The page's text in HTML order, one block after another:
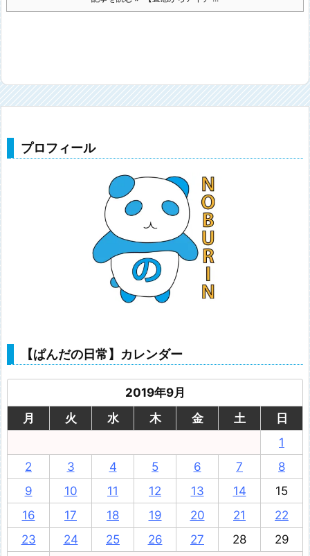
プロフィール
【ぱんだの日常】カレンダー
2019年9月
月
火 水 木 金 土
日
1
2
3 4 5 6 7
8
9
10 11 12 13 14
15
16
17 18 19 20 21
22
23
24 25 26 27 28
29